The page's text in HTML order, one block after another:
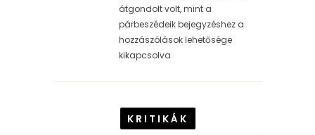
átgondolt volt, mint a
párbeszédeik bejegyzéshez a
hozzászólások lehetősége
kikapcsolva
KRITIKÁK